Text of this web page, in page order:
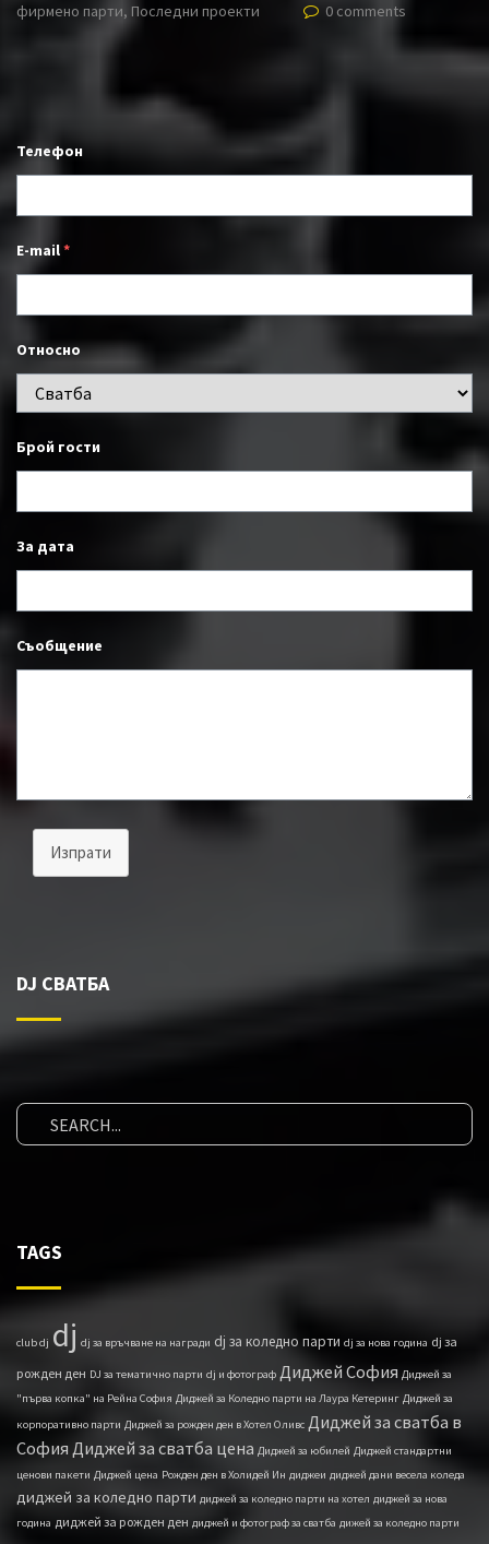
фирмено парти, Последни проекти 0 comments
Телефон
E-mail*
Относно
Брой гости
За дата
Съобщение
Изпрати
DJ СВАТБА
TAGS
club dj dj dj за връчване на награди dj за коледно парти dj за нова година dj за
рожден ден DJ за тематично парти dj и фотограф Диджей София Диджей за
"първа копка" на Рейна София Диджей за Коледно парти на Лаура Кетеринг Диджей за
корпоративно парти Диджей за рожден ден в Хотел Оливс Диджей за сватба в
СофияДиджей за сватба цена Диджей за юбилей Диджей стандартни
ценови пакети Диджей ценa Рожден ден в Холидей Ин диджеи диджей дани весела коледа
диджей за коледно парти диджей за коледно парти на хотел диджей за нова
година диджей за рожден ден диджей и фотограф за сватба дижей за коледно парти